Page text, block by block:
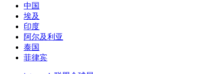
中国
埃及
印度
阿尔及利亚
泰国
菲律宾